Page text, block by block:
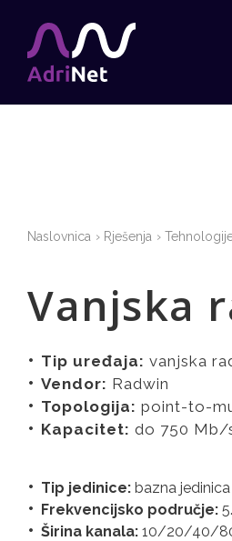
Naslovnica Rješenja
Vanjska
Tip uređaja: vanjska
Vendor: Radwin
Topologija: point-to-
Kapacitet: do 750 Mb/
Tip jedinice: bazna jedinica
Frekvencijsko područje:
Širina kanala: 10/20/40/